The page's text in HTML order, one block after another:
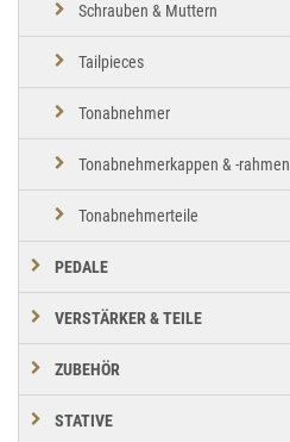
Schrauben & Muttern
Tailpieces
Tonabnehmer
Tonabnehmerkappen & -rahmen
Tonabnehmerteile
PEDALE
VERSTÄRKER & TEILE
ZUBEHÖR
STATIVE